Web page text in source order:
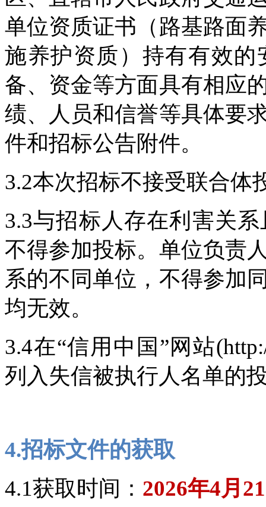
单位资质证书（路基路面
施养护资质）持有有效
备、资金等方面具有相应
绩、人员和信誉等具体要
件和招标公告附件。
3.2本次招标不接受联合体
3.3与招标人存在利害关
不得参加投标。单位负责
系的不同单位，不得参加
均无效。
3.4在“信用中国”网站
列入失信被执行人名单的
4.招标文件的获取
4.1获取时间： 2026年4月